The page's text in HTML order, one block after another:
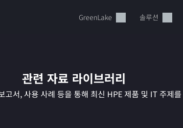
GreenLake 솔루션
관련 자료 라이브러리
고서, 사용 사례 등을 통해 최신 HPE 제품 및 IT 주제